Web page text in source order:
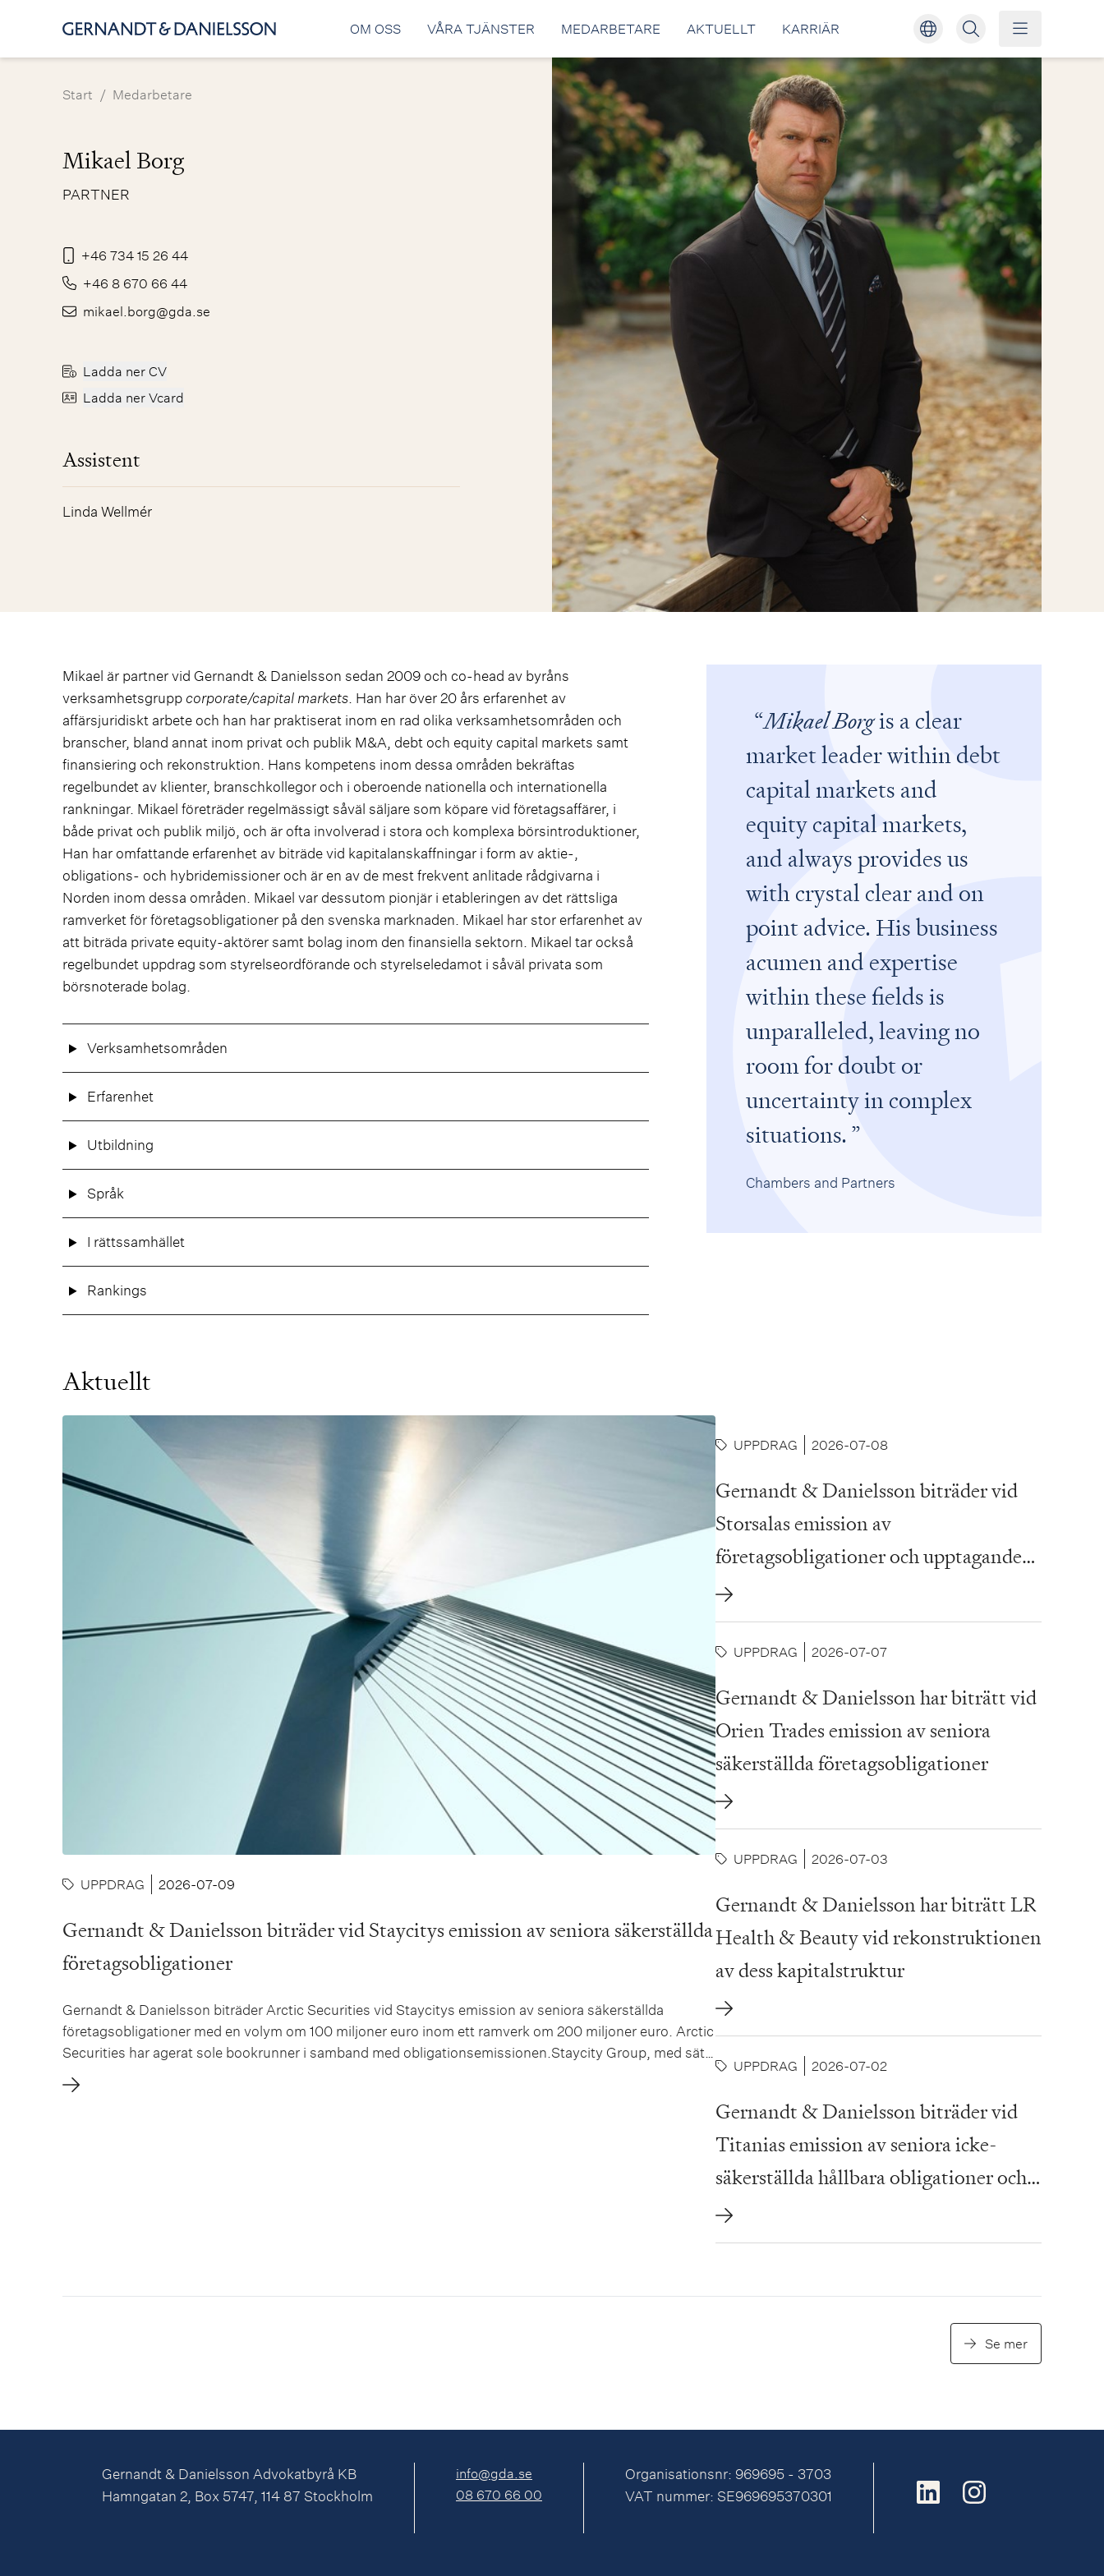
OM OSS VÅRA TJÄNSTER MEDARBETARE AKTUELLT KARRIÄR
Start / Medarbetare
Mikael Borg
PARTNER
+46 734 15 26 44
+46 8 670 66 44
mikael.borg@gda.se
Ladda ner CV
Ladda ner Vcard
Assistent
Linda Wellmér
Mikael är partner vid Gernandt & Danielsson sedan 2009 och co-head av byråns
verksamhetsgrupp corporate/capital markets. Han har över 20 års erfarenhet av
affärsjuridiskt arbete och han har praktiserat inom en rad olika verksamhetsområden och
branscher, bland annat inom privat och publik M&A, debt och equity capital markets samt
finansiering och rekonstruktion. Hans kompetens inom dessa områden bekräftas
regelbundet av klienter, branschkollegor och i oberoende nationella och internationella
rankningar. Mikael företräder regelmässigt såväl säljare som köpare vid företagsaffärer, i
både privat och publik miljö, och är ofta involverad i stora och komplexa börsintroduktioner,
Han har omfattande erfarenhet av biträde vid kapitalanskaffningar i form av aktie-,
obligations- och hybridemissioner och är en av de mest frekvent anlitade rådgivarna i
Norden inom dessa områden. Mikael var dessutom pionjär i etableringen av det rättsliga
ramverket för företagsobligationer på den svenska marknaden. Mikael har stor erfarenhet av
att biträda private equity-aktörer samt bolag inom den finansiella sektorn. Mikael tar också
regelbundet uppdrag som styrelseordförande och styrelseledamot i såväl privata som
börsnoterade bolag.
Verksamhetsområden
Erfarenhet
Utbildning
Språk
I rättssamhället
Rankings
Mikael Borgis a clear
market leader within debt
capital markets and
equity capital markets,
and always provides us
with crystal clear and on
point advice. His business
acumen and expertise
within these fields is
unparalleled, leaving no
room for doubt or
uncertainty in complex
situations.
Chambers and Partners
Aktuellt
UPPDRAG 2026-07-09
Gernandt & Danielsson biträder vid Staycitys emission av seniora säkerställda
företagsobligationer
Gernandt & Danielsson biträder Arctic Securities vid Staycitys emission av seniora säkerställda
företagsobligationer med en volym om 100 miljoner euro inom ett ramverk om 200 miljoner euro. Arctic
Securities har agerat sole bookrunner i samband med obligationsemissionen.Staycity Group, med säte
i Dublin, grundades 2004 och driver idag nästan 6 400...
UPPDRAG 2026-07-08
Gernandt & Danielsson biträder vid
Storsalas emission av
företagsobligationer och upptagande
av ett seniort fastighetslån
UPPDRAG 2026-07-07
Gernandt & Danielsson har biträtt vid
Orien Trades emission av seniora
säkerställda företagsobligationer
UPPDRAG 2026-07-03
Gernandt & Danielsson har biträtt LR
Health & Beauty vid rekonstruktionen
av dess kapitalstruktur
UPPDRAG 2026-07-02
Gernandt & Danielsson biträder vid
Titanias emission av seniora icke-
säkerställda hållbara obligationer och
förtida inlösen av befintliga
obligationer
Se mer
Gernandt & Danielsson Advokatbyrå KB
Hamngatan 2, Box 5747, 114 87 Stockholm
info@gda.se
08 670 66 00
Organisationsnr: 969695 - 3703
VAT nummer: SE969695370301